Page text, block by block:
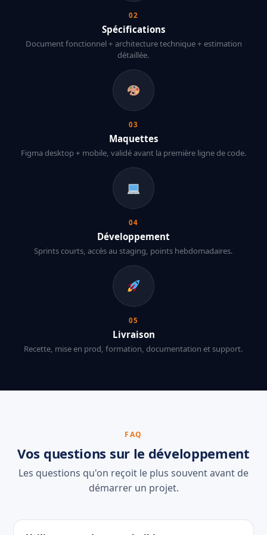
02
Spécifications
Document fonctionnel + architecture technique + estimation
détaillée.
03
Maquettes
Figma desktop + mobile, validé avant la première ligne de code.
04
Développement
Sprints courts, accès au staging, points hebdomadaires.
05
Livraison
Recette, mise en prod, formation, documentation et support.
FAQ
Vos questions sur le développement
Les questions qu'on reçoit le plus souvent avant de
démarrer un projet.